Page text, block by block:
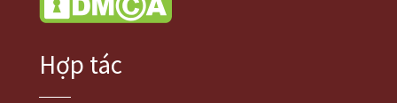
Hợp tác